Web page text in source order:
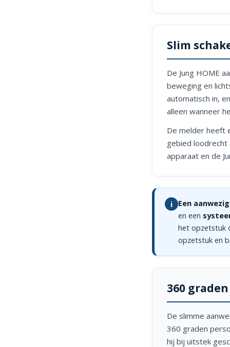
Slim
De Jung HOME
beweging en
automatisch in,
alleen wanneer
De melder heeft
gebied
apparaat en de
i
Een
en een
het opzetstuk
opzetstuk en
360
De slimme
360 graden
hij bij uitstek